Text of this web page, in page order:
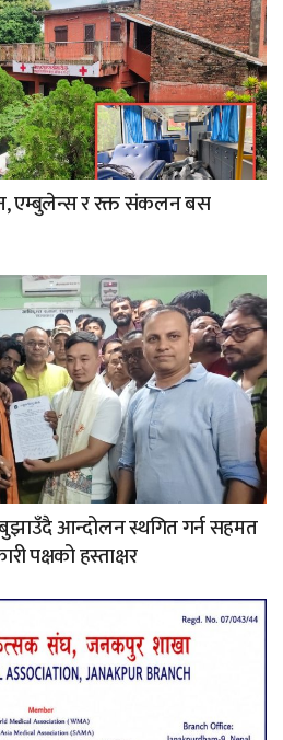
एम्बुलेन्स र रक्त संकलन बस
आन्दोलन स्थगित गर्न सहमत
पक्षको हस्ताक्षर